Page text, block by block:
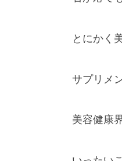
とにかく
サプリメ
美容健康